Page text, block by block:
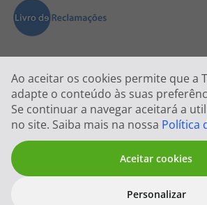
Ao aceitar os cookies permite que a
adapte o conteúdo às suas
Se continuar a navegar aceitará a
no site. Saiba mais na nossa Política
Aceitar cookies
Personalizar
2026 © Todos os direitos reservados:Top